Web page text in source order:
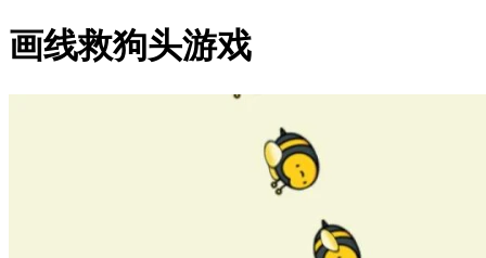
画线救狗头游戏